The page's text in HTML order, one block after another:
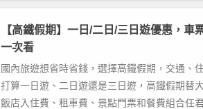
【高鐵假期】一日/二日/三日遊優惠，車
一次看
國內旅遊想省時省錢，選擇高鐵假期，交通、
打算一日遊、二日遊還是三日遊，高鐵假期替
飯店入住費、租車費、景點門票和餐費組合任君